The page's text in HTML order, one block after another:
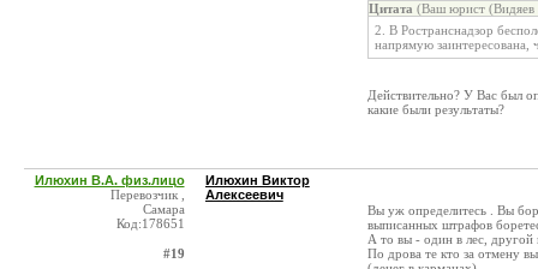
Цитата (Ваш юрист (Видяев
2. В Ространснадзор
напрямую заинтересована,
Действительно? У Вас был
какие были результаты?
Илюхин В.А. физ.лицо
Перевозчик ,
Самара
Код:178651
#19
Илюхин Виктор
Алексеевич
Вы уж определитесь . Вы
выписанных штрафов
А то вы - один в лес, другой
По дрова те кто за отмену